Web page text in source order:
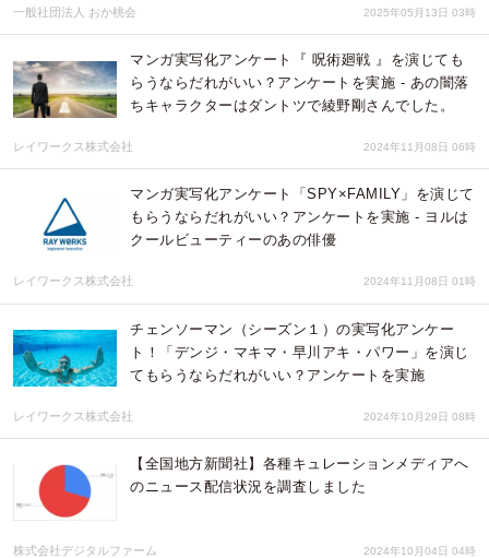
一般社団法人 おか桃会 2025年05月13日 03時
マンガ実写化アンケート『 呪術廻戦 』を演じても
らうならだれがいい？アンケートを実施 - あの闇落
ちキャラクターはダントツで綾野剛さんでした。
レイワークス株式会社 2024年11月08日 06時
マンガ実写化アンケート「SPY×FAMILY」を演じて
もらうならだれがいい？アンケートを実施 - ヨルは
クールビューティーのあの俳優
レイワークス株式会社 2024年11月08日 01時
チェンソーマン（シーズン１）の実写化アンケー
ト！「デンジ・マキマ・早川アキ・パワー」を演じ
てもらうならだれがいい？アンケートを実施
レイワークス株式会社 2024年10月29日 08時
【全国地方新聞社】各種キュレーションメディアへ
のニュース配信状況を調査しました
株式会社デジタルファーム 2024年10月04日 04時